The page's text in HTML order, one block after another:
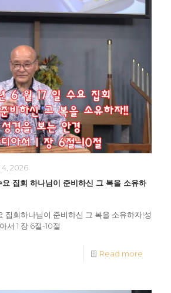
4, 2026
집회 하나님이 준비하신 그 복을 소유하
집회하나님이 준비하신 그 복을 소유하자!성
서 1 장 6절-10절
Read more